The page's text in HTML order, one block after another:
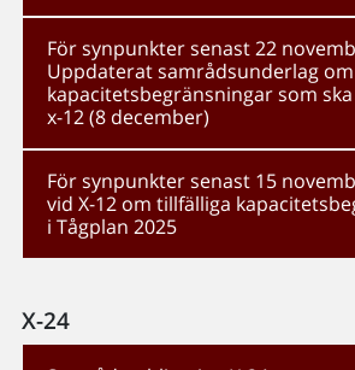
För synpunkter senast 22
Uppdaterat samrådsunderlag
kapacitetsbegränsningar som
x-12 (8 december)
För synpunkter senast 15
vid X-12 om tillfälliga
i Tågplan 2025
X-24